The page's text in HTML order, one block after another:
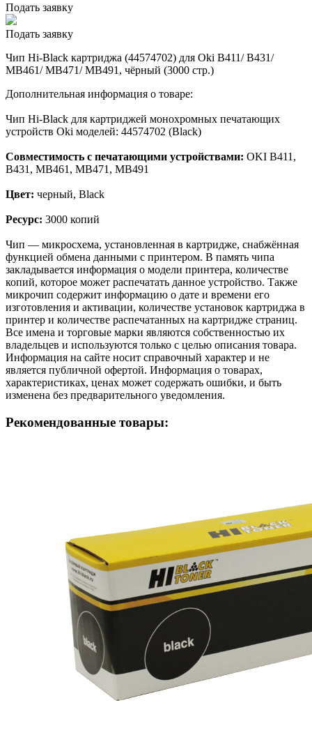
Подать заявку
Подать заявку
Чип Hi-Black картриджа (44574702) для Oki B411/ B431/
MB461/ MB471/ MB491, чёрный (3000 стр.)
Дополнительная информация о товаре:
Чип Hi-Black для картриджей монохромных печатающих
устройств Oki моделей: 44574702 (Black)
Совместимость с печатающими устройствами: OKI B411,
B431, MB461, MB471, MB491
Цвет: черный, Black
Ресурс: 3000 копий
Чип — микросхема, установленная в картридже, снабжённая
функцией обмена данными с принтером. В память чипа
закладывается информация о модели принтера, количестве
копий, которое может распечатать данное устройство. Также
микрочип содержит информацию о дате и времени его
изготовления и активации, количестве установок картриджа в
принтер и количестве распечатанных на картридже страниц.
Все имена и торговые марки являются собственностью их
владельцев и используются только с целью описания товара.
Информация на сайте носит справочный характер и не
является публичной офертой. Информация о товарах,
характеристиках, ценах может содержать ошибки, и быть
изменена без предварительного уведомления.
Рекомендованные товары: